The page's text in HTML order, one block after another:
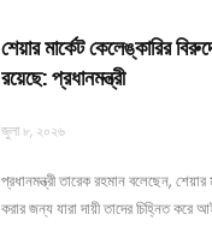
শেয়ার মার্কেট কেলেঙ্কারির
রয়েছে: প্রধানমন্ত্রী
জুলা ৮, ২০২৬
প্রধানমন্ত্রী তারেক রহমান বলেছেন, শেয়ার
করার জন্য যারা দায়ী তাদের চিহ্নিত করে